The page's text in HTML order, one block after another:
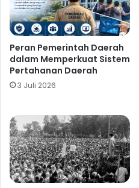
Peran Pemerintah Daerah
dalam Memperkuat Sistem
Pertahanan Daerah
3 Juli 2026